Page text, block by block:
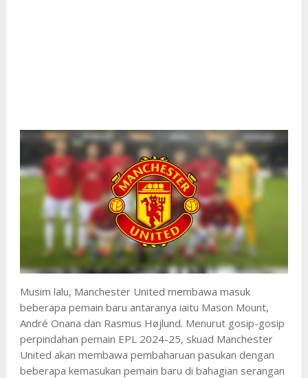
Musim lalu, Manchester United membawa masuk
beberapa pemain baru antaranya iaitu Mason Mount,
André Onana dan Rasmus Højlund. Menurut gosip-gosip
perpindahan pemain EPL 2024-25, skuad Manchester
United akan membawa pembaharuan pasukan dengan
beberapa kemasukan pemain baru di bahagian serangan